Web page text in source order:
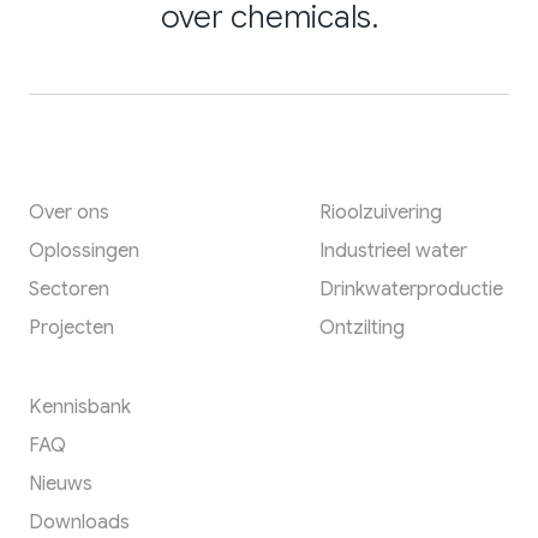
over chemicals.
Over ons
Oplossingen
Sectoren
Projecten
Rioolzuivering
Industrieel water
Drinkwaterproductie
Ontzilting
Kennisbank
FAQ
Nieuws
Downloads